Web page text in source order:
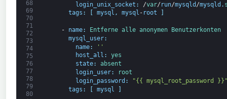
68
69
70
71
72
73
74
75
76
77
78
79
80
login_unix_socket : /var/ run/mysqld /mysqld .
tags : mysql , mysql - root
- name: Entferne alle anonymen Benutzerkonten
mysql_user:
name:
''
host_all :
yes
state:
absent
login_user:
root
login_password :
"{{ mysql_root_password
tags : [ mysql ]